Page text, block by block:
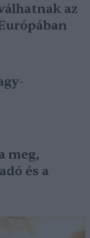
az
meg,
és a